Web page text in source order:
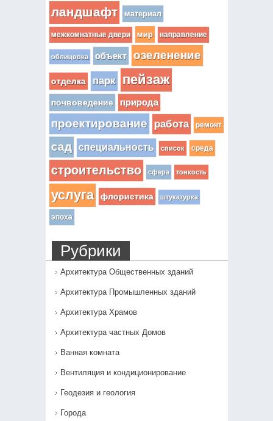
ландшафт материал
межкомнатные двери мир направление
облицовка объект озеленение
отделка парк пейзаж
почвоведение природа
проектирование работа ремонт
сад специальность список среда
строительство сфера тонкость
услуга флористика штукатурка
эпоха
Рубрики
Архитектура Общественных зданий
Архитектура Промышленных зданий
Архитектура Храмов
Архитектура частных Домов
Ванная комната
Вентиляция и кондиционирование
Геодезия и геология
Города